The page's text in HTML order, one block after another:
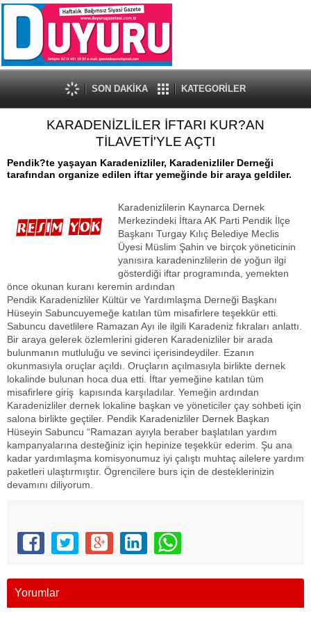
SON DAKİKA KATEGORİLER
KARADENİZLİLER İFTARI KUR?AN
TİLAVETİ'YLE AÇTI
Pendik?te yaşayan Karadenizliler, Karadenizliler Derneği
tarafından organize edilen iftar yemeğinde bir araya geldiler.
Karadenizlilerin Kaynarca Dernek
Merkezindeki İftara AK Parti Pendik İlçe
Başkanı Turgay Kılıç Belediye Meclis
Üyesi Müslim Şahin ve birçok yöneticinin
yanısıra karadeninzlilerin de yoğun ilgi
gösterdiği iftar programında, yemekten
önce okunan kuranı keremin ardından
Pendik Karadenizliler Kültür ve Yardımlaşma Derneği Başkanı
Hüseyin Sabuncuyemeğe katılan tüm misafirlere teşekkür etti.
Sabuncu davetlilere Ramazan Ayı ile ilgili Karadeniz fıkraları anlattı.
Bir araya gelerek özlemlerini gideren Karadenizliler bir arada
bulunmanın mutluluğu ve sevinci içerisindeydiler. Ezanın
okunmasıyla oruçlar açıldı. Oruçların açılmasıyla birlikte dernek
lokalinde bulunan hoca dua etti. İftar yemeğine katılan tüm
misafirlere giriş kapısında karşıladılar. Yemeğin ardından
Karadenizliler dernek lokaline başkan ve yöneticiler çay sohbeti için
salona birlikte geçtiler. Pendik Karadenizliler Dernek Başkan
Hüseyin Sabuncu “Ramazan ayıyla beraber başlatılan yardım
kampanyalarına desteğiniz için hepinize teşekkür ederim. Şu ana
kadar yardımlaşma komisyonumuz iyi çalıştı muhtaç ailelere yardım
paketleri ulaştırmıştır. Ögrencilere burs için de desteklerinizin
devamını diliyorum.
Yorumlar